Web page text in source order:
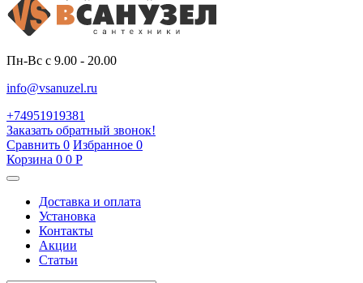
Пн-Вс с 9.00 - 20.00
info@vsanuzel.ru
+74951919381
Заказать обратный звонок!
Сравнить 0 Избранное 0
Корзина 0 0 Р
Доставка и оплата
Установка
Контакты
Акции
Статьи